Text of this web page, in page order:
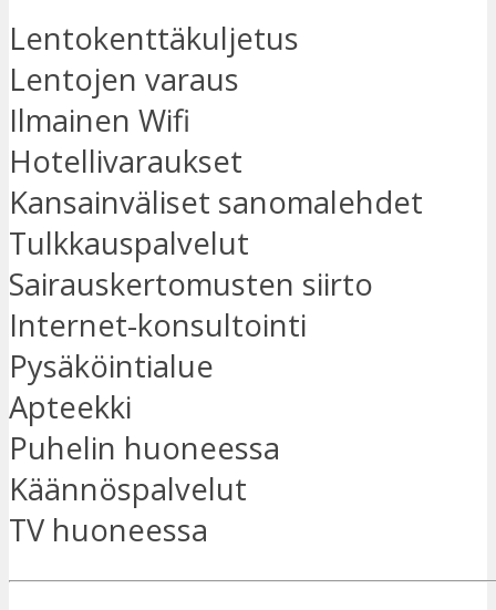
Lentokenttäkuljetus
Lentojen varaus
Ilmainen Wifi
Hotellivaraukset
Kansainväliset sanomalehdet
Tulkkauspalvelut
Sairauskertomusten siirto
Internet-konsultointi
Pysäköintialue
Apteekki
Puhelin huoneessa
Käännöspalvelut
TV huoneessa